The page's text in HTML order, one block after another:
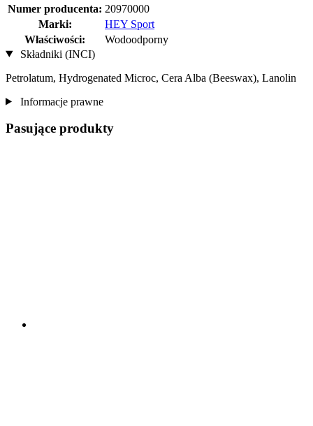
Numer producenta: 20970000
Marki:
HEY Sport
Właściwości:
Wodoodporny
Składniki (INCI)
Petrolatum, Hydrogenated Microc, Cera Alba (Beeswax), Lanolin
Informacje prawne
Pasujące produkty